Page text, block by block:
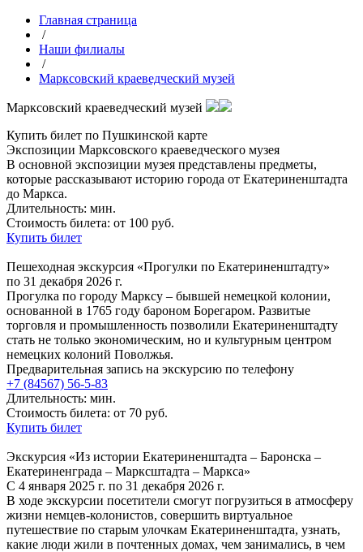
Главная страница
/
Наши филиалы
/
Марксовский краеведческий музей
Марксовский краеведческий музей
Купить билет по Пушкинской карте
Экспозиции Марксовского краеведческого музея
В основной экспозиции музея представлены предметы,
которые рассказывают историю города от Екатериненштадта
до Маркса.
Длительность: мин.
Стоимость билета: от 100 руб.
Купить билет
Пешеходная экскурсия «Прогулки по Екатериненштадту»
по 31 декабря 2026 г.
Прогулка по городу Марксу – бывшей немецкой колонии,
основанной в 1765 году бароном Борегаром. Развитые
торговля и промышленность позволили Екатериненштадту
стать не только экономическим, но и культурным центром
немецких колоний Поволжья.
Предварительная запись на экскурсию по телефону
+7 (84567) 56-5-83
Длительность: мин.
Стоимость билета: от 70 руб.
Купить билет
Экскурсия «Из истории Екатериненштадта – Баронска –
Екатериненграда – Марксштадта – Маркса»
С 4 января 2025 г. по 31 декабря 2026 г.
В ходе экскурсии посетители смогут погрузиться в атмосферу
жизни немцев-колонистов, совершить виртуальное
путешествие по старым улочкам Екатериненштадта, узнать,
какие люди жили в почтенных домах, чем занимались, в чем